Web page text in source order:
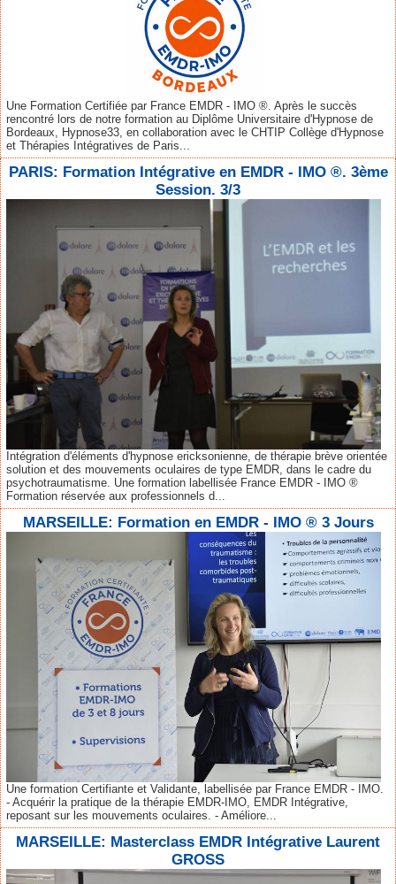
Une Formation Certifiée par France EMDR - IMO ®. Après le succès
rencontré lors de notre formation au Diplôme Universitaire d'Hypnose de
Bordeaux, Hypnose33, en collaboration avec le CHTIP Collège d'Hypnose
et Thérapies Intégratives de Paris...
PARIS: Formation Intégrative en EMDR - IMO ®. 3ème
Session. 3/3
Intégration d'éléments d'hypnose ericksonienne, de thérapie brève orientée
solution et des mouvements oculaires de type EMDR, dans le cadre du
psychotraumatisme. Une formation labellisée France EMDR - IMO ®
Formation réservée aux professionnels d...
MARSEILLE: Formation en EMDR - IMO ® 3 Jours
Une formation Certifiante et Validante, labellisée par France EMDR - IMO.
- Acquérir la pratique de la thérapie EMDR-IMO, EMDR Intégrative,
reposant sur les mouvements oculaires. - Améliore...
MARSEILLE: Masterclass EMDR Intégrative Laurent
GROSS